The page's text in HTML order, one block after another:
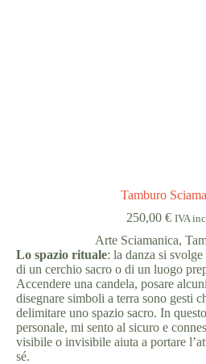
Tamburo
250,00 € IVA
Arte Sciamanica,
Lo spazio rituale: la danza si svolge
di un cerchio sacro o di un luogo
Accendere una candela, posare
disegnare simboli a terra sono gesti
delimitare uno spazio sacro. In
personale, mi sento al sicuro e
visibile o invisibile aiuta a portare
sé.